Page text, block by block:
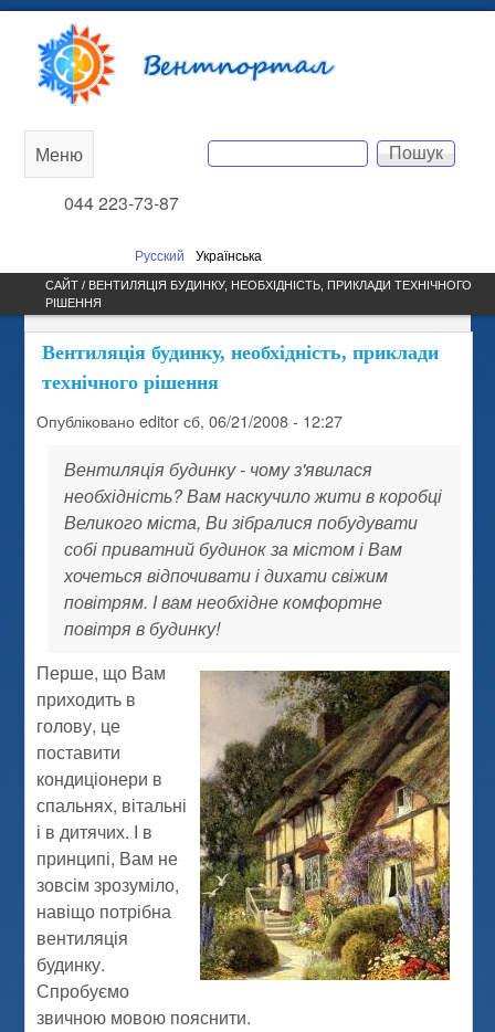
вмісту
Вентпортал
Пошукова форма
Пошук
044 223-73-87
Русский Українська
Main
menu
Меню
САЙТ / ВЕНТИЛЯЦІЯ БУДИНКУ, НЕОБХІДНІСТЬ, ПРИКЛАДИ ТЕХНІЧНОГО
РІШЕННЯ
Вентиляція будинку, необхідність, приклади
технічного рішення
Опублікованоeditor сб, 06/21/2008 - 12:27
Вентиляція будинку - чому з'явилася
необхідність? Вам наскучило жити в коробці
Великого міста, Ви зібралися побудувати
собі приватний будинок за містом і Вам
хочеться відпочивати і дихати свіжим
повітрям. І вам необхідне комфортне
повітря в будинку!
Перше, що Вам
приходить в
голову, це
поставити
кондиціонери в
спальнях, вітальні
і в дитячих. І в
принципі, Вам не
зовсім зрозуміло,
навіщо потрібна
вентиляція
будинку.
Спробуємо
звичною мовою пояснити.